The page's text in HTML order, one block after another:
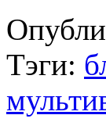
Тэги: